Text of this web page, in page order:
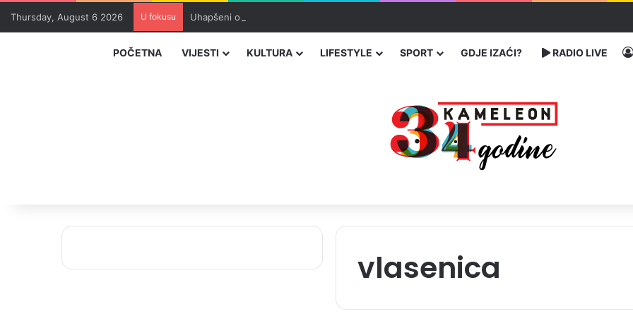
Thursday, August 6 2026 U fokusu Uhapšeni organizatori krijumčarenja migranata preko BiH i Balkana
POČETNA VIJESTI KULTURA LIFESTYLE SPORT GDJE IZAĆI? RADIO LIVE
vlasenica